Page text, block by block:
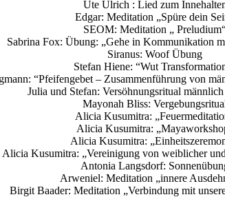
Ute Ulrich : Lied zum
Edgar: Meditation „Spüre dein
SEOM: Meditation „
Sabrina Fox: Übung: „Gehe in Kommunikation
Siranus: Woof Übung
Stefan Hiene: “Wut
“Pfeifengebet – Zusammenführung von
Julia und Stefan: Versöhnungsritual
Mayonah Bliss:
Alicia Kusumitra:
Alicia Kusumitra:
Alicia Kusumitra:
Alicia Kusumitra: „Vereinigung von weiblicher
Antonia Langsdorf:
Arweniel: Meditation „innere
Birgit Baader: Meditation „Verbindung mit